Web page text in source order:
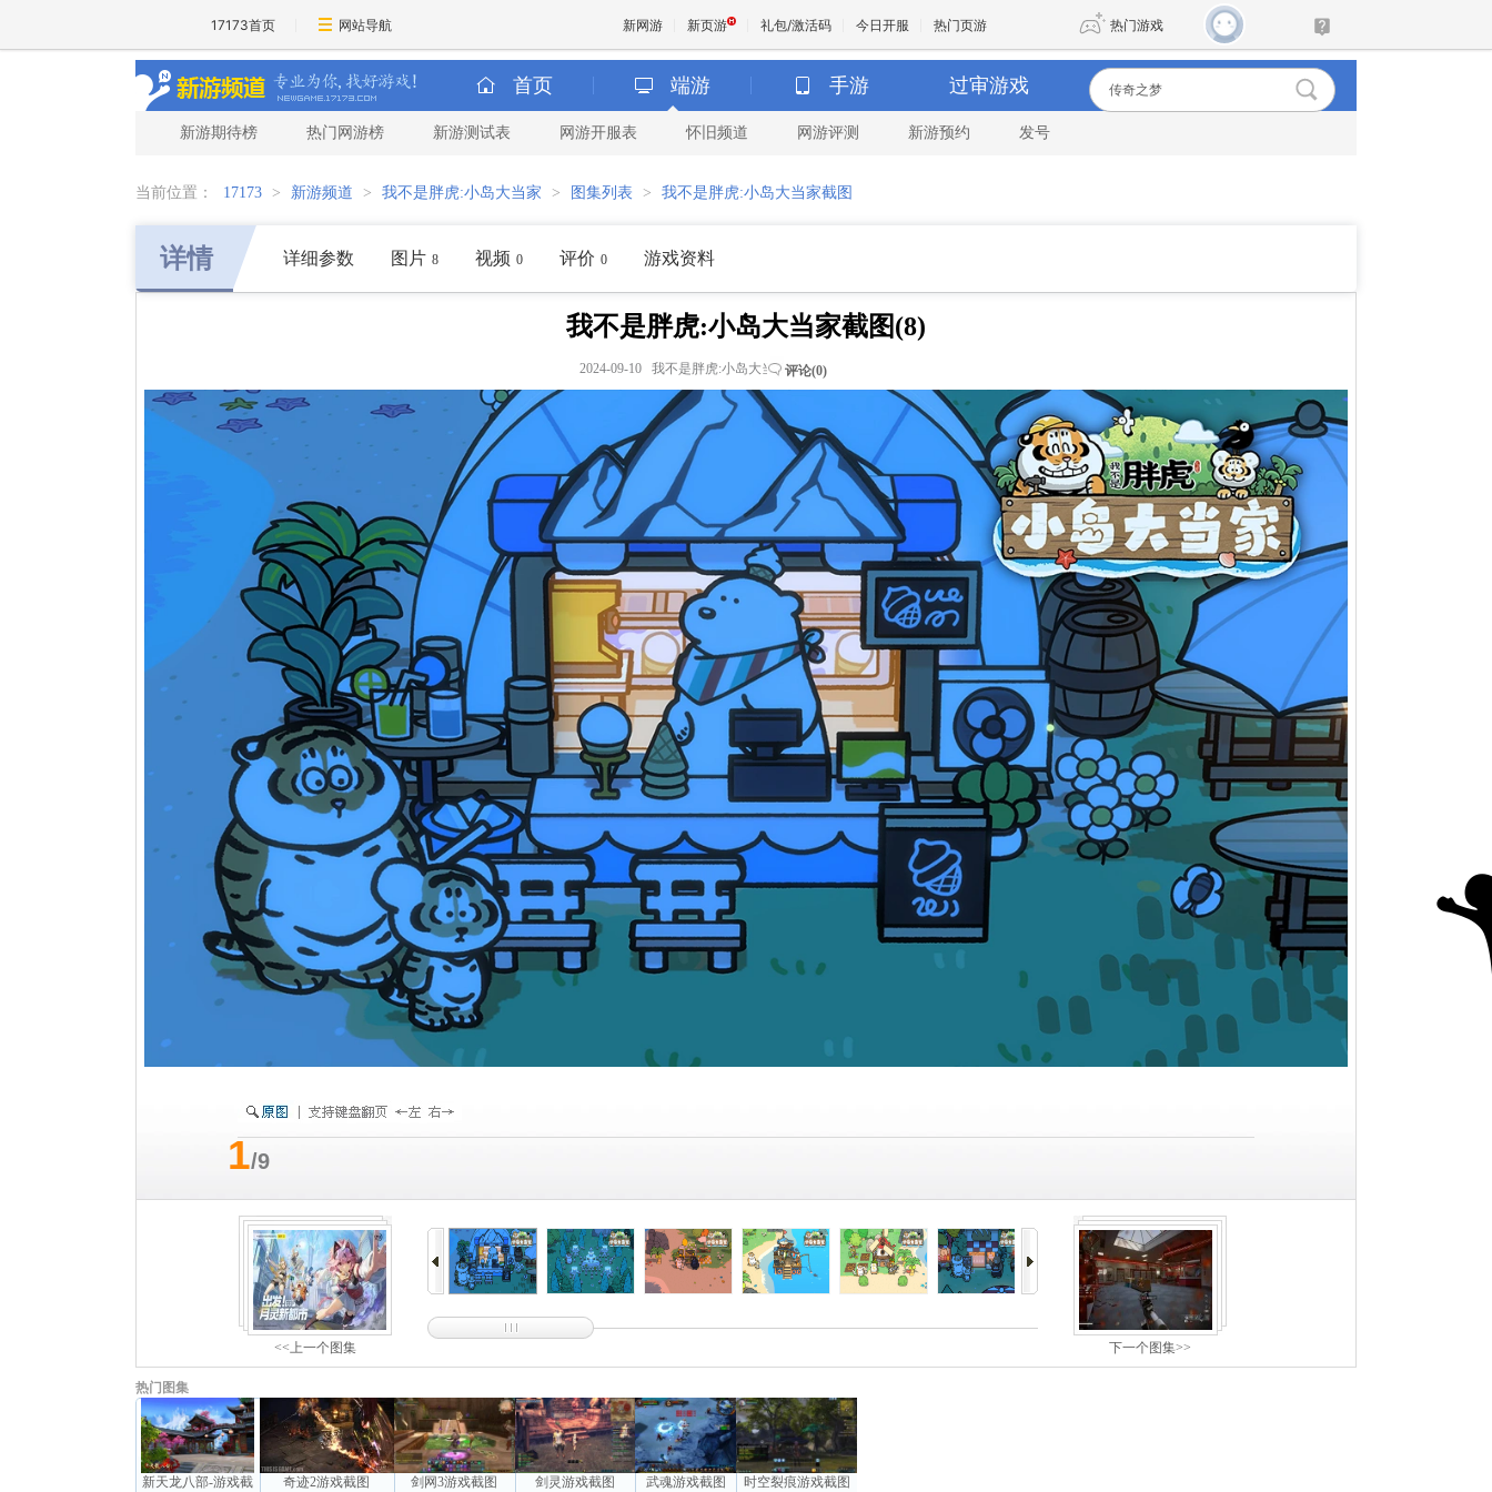
17173首页 网站导航 新网游 新页游 礼包/激活码 今日开服 热门页游 热门游戏
魔兽 DNF
首页 端游 手游 过审游戏
新游期待榜 热门网游榜 新游测试表 网游开服表 怀旧频道 网游评测 新游预约 发号
当前位置： 17173 > 新游频道 > 我不是胖虎:小岛大当家 > 图集列表 > 我不是胖虎:小岛大当家截图
详情 详细参数 图片 8 视频 0 评价 0 游戏资料
我不是胖虎:小岛大当家截图(8)
评论(0)
2024-09-10 我不是胖虎:小岛大当家
1/9
<<上一个图集 下一个图集>>
热门图集
新天龙八部-游戏截 奇迹2游戏截图 剑网3游戏截图 剑灵游戏截图 武魂游戏截图 时空裂痕游戏截图